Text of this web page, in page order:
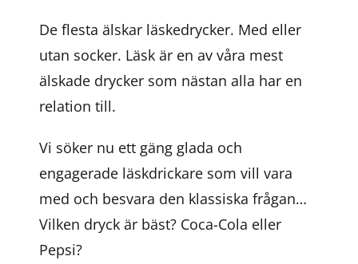
De flesta älskar läskedrycker. Med eller
utan socker. Läsk är en av våra mest
älskade drycker som nästan alla har en
relation till.
Vi söker nu ett gäng glada och
engagerade läskdrickare som vill vara
med och besvara den klassiska frågan…
Vilken dryck är bäst? Coca-Cola eller
Pepsi?